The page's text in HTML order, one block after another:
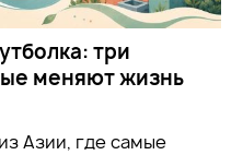
три
меняют жизнь
Азии, где самые